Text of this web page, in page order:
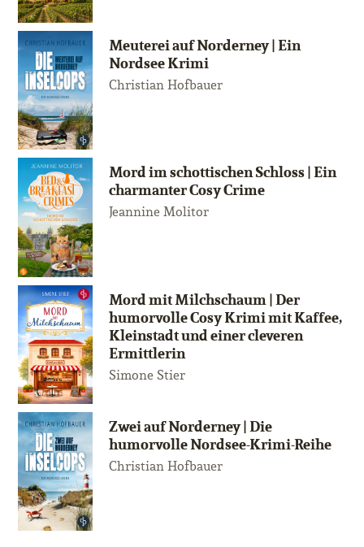
Meuterei auf Norderney | Ein
Nordsee Krimi
Christian Hofbauer
Mord im schottischen Schloss | Ein
charmanter Cosy Crime
Jeannine Molitor
Mord mit Milchschaum | Der
humorvolle Cosy Krimi mit Kaffee,
Kleinstadt und einer cleveren
Ermittlerin
Simone Stier
Zwei auf Norderney | Die
humorvolle Nordsee-Krimi-Reihe
Christian Hofbauer